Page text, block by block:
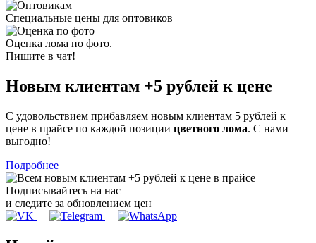
Специальные цены для оптовиков
Оценка лома по фото.
Пишите в чат!
Новым клиентам +5 рублей к цене
С удовольствием прибавляем новым клиентам 5 рублей к
цене в прайсе по каждой позиции цветного лома. С нами
выгодно!
Подробнее
Подписывайтесь на нас
и следите за обновлением цен